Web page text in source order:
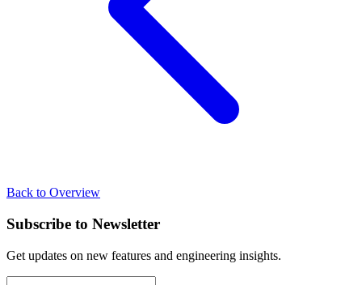
Back to Overview
Subscribe to Newsletter
Get updates on new features and engineering insights.